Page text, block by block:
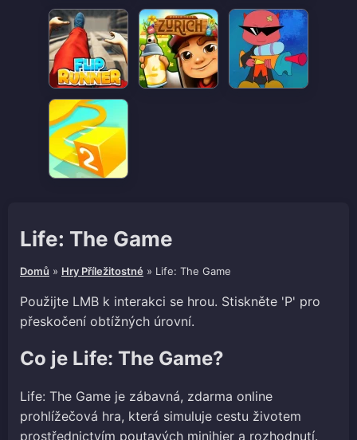
Life: The Game
Domů » Hry Příležitostné » Life: The Game
Použijte LMB k interakci se hrou. Stiskněte 'P' pro
přeskočení obtížných úrovní.
Co je Life: The Game?
Life: The Game je zábavná, zdarma online
prohlížečová hra, která simuluje cestu životem
prostřednictvím poutavých minihier a rozhodnutí.